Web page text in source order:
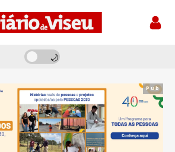
Pub